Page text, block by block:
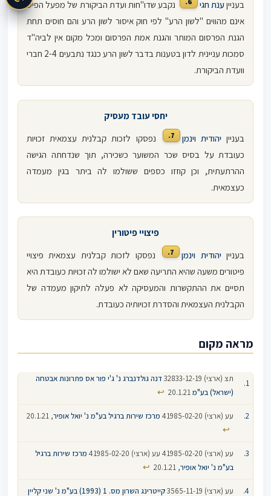
בענייןענת חגי
נקבע שדו"חות ועדת הביקורת של מפעל הפיס
אינם מהווים "לשון הרע" לפי חוק איסור לשון הרע והם חוסים תחת
הגנת הפרסום המותר והגנת אמת הפרסום ומכל מקום אין לביה"ד
סמכות עניינית לדון בטענות בדבר לשון הרע כנגד נתבעים 2-4 חברי
וועדת הביקורת.
יחסי עובד מעסיק
בענייןיהודית וינמן 7.
נפסקו לזכות קבלנית עצמאית זכויות
כעובדת על בסיס שכר המשוער כשכירה, תוך שנדחתה הגישה
ההרתעתית, וכן קוזזו כספים ששולמו לה ביתר בגין מעמדה
כעצמאית.
פיצויי פיטורין
בענייןיהודית וינמן 7.
נפסקו לזכות קבלנית עצמאית פיצויי
פיטורים משעה שהיא התריעה שאם לא ישולמו לה זכויות כעובדת היא
תסיים את ההתקשרות והמעסיקה לא פעלה לתיקון מעמדה של
הקבלנית העצמאית והסדרת זכויותיה כעובדת.
מראה מקום
תצ (ארצי) 32833-12-19
דנה גולדנברג נ' ג'י פור אס פתרונות אבטחה
(ישראל) בע"מ
↩
עע (ארצי) 41985-02-20 מרכז שירות ברגיל בע"מ נ' יואל אופיר, 20.1.21
↩
עע (ארצי) 41985-02-20 עע (ארצי) 41985-02-20
מרכז שירות ברגיל
בע"מ נ' יואל אופיר, 20.1.21
↩
עע (ארצי) 3565-11-19
קייטרינג השרון מס. 1 (1993) בע"מ נ' שני קליין